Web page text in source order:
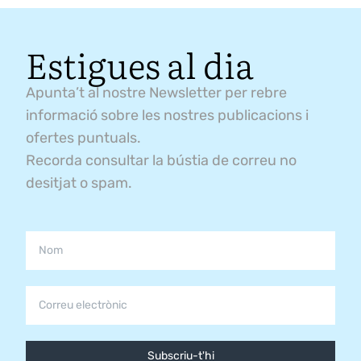
Estigues al dia
Apunta’t al nostre Newsletter per rebre
informació sobre les nostres publicacions i
ofertes puntuals.
Recorda consultar la bústia de correu no
desitjat o spam.
Subscriu-t'hi